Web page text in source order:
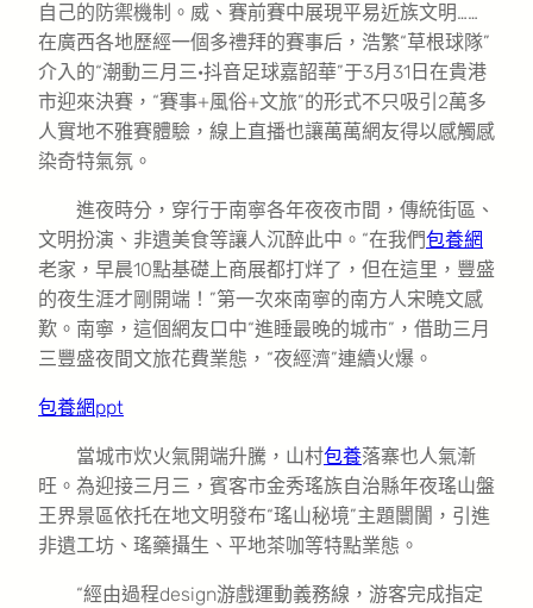
自己的防禦機制。威、賽前賽中展現平易近族文明……
在廣西各地歷經一個多禮拜的賽事后，浩繁“草根球隊”
介入的“潮動三月三·抖音足球嘉韶華”于3月31日在貴港
市迎來決賽，“賽事+風俗+文旅”的形式不只吸引2萬多
人實地不雅賽體驗，線上直播也讓萬萬網友得以感觸感
染奇特氣氛。
進夜時分，穿行于南寧各年夜夜市間，傳統街區、
文明扮演、非遺美食等讓人沉醉此中。“在我們包養網
老家，早晨10點基礎上商展都打烊了，但在這里，豐盛
的夜生涯才剛開端！”第一次來南寧的南方人宋曉文感
歎。南寧，這個網友口中“進睡最晚的城市”，借助三月
三豐盛夜間文旅花費業態，“夜經濟”連續火爆。
包養網ppt
當城市炊火氣開端升騰，山村包養落寨也人氣漸
旺。為迎接三月三，賓客市金秀瑤族自治縣年夜瑤山盤
王界景區依托在地文明發布“瑤山秘境”主題闤闠，引進
非遺工坊、瑤藥攝生、平地茶咖等特點業態。
“經由過程design游戲運動義務線，游客完成指定